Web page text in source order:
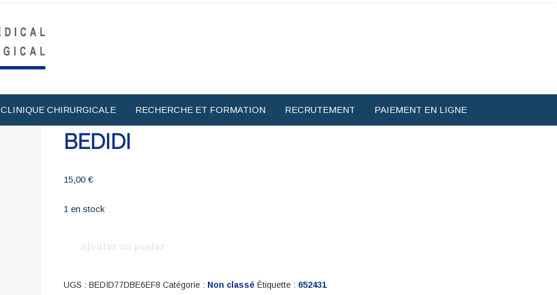
CLINIQUE CHIRURGICALE RECHERCHE ET FORMATION RECRUTEMENT PAIEMENT EN LIGNE
BEDIDI
15,00 €
1 en stock
Ajouter au panier
UGS : BEDID77DBE6EF8 Catégorie : Non classé Étiquette : 652431